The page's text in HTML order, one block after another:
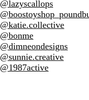
@lazyscallops
@katie.collective
@bonme
@dimneondesigns
@sunnie.creative
@1987active